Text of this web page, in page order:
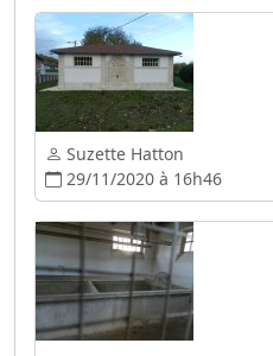
Suzette Hatton
29/11/2020 à 16h46